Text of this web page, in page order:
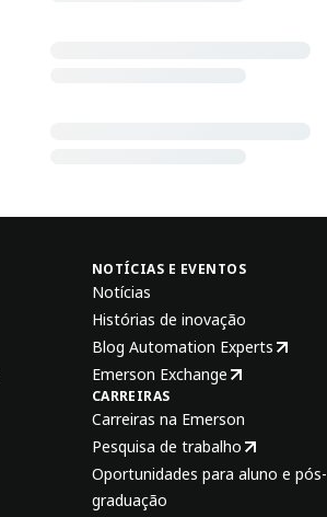
NOTÍCIAS E EVENTOS
Notícias
Histórias de inovação
Blog Automation Experts
Emerson Exchange
CARREIRAS
Carreiras na Emerson
Pesquisa de trabalho
Oportunidades para aluno e pós-
graduação